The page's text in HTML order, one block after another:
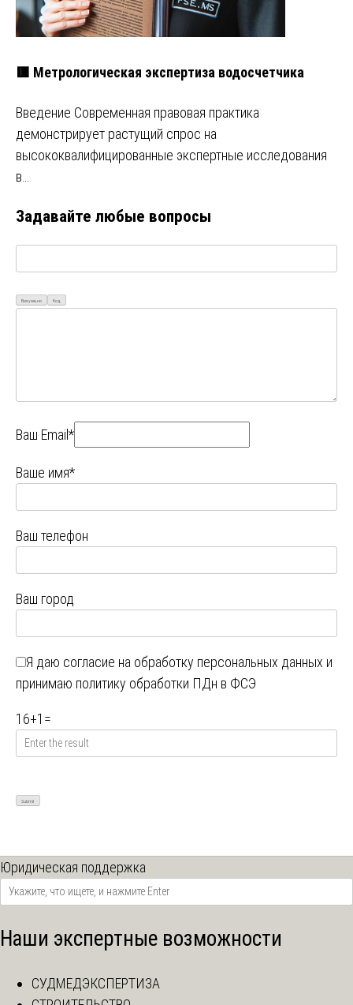
🟥 Метрологическая экспертиза водосчетчика
Введение Современная правовая практика
демонстрирует растущий спрос на
высококвалифицированные экспертные исследования
в…
Задавайте любые вопросы
Визуально Код
Ваш Email*
Ваше имя*
Ваш телефон
Ваш город
Я даю согласие на обработку персональных данных и
принимаю политику обработки ПДн в ФСЭ
16+1 =
Юридическая поддержка
Наши экспертные возможности
СУДМЕДЭКСПЕРТИЗА